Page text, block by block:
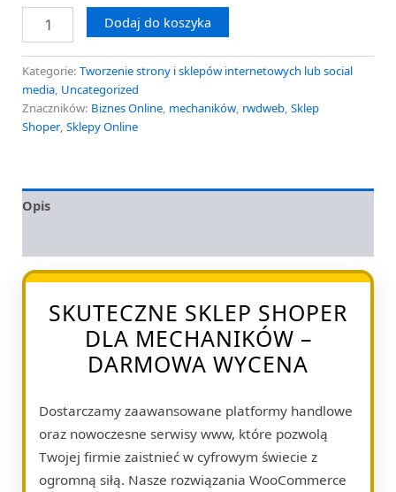
Dodaj do koszyka
Kategorie: Tworzenie strony i sklepów internetowych lub social
media, Uncategorized
Znaczników: Biznes Online, mechaników, rwdweb, Sklep
Shoper, Sklepy Online
Opis
SKUTECZNE SKLEP SHOPER
DLA MECHANIKÓW –
DARMOWA WYCENA
Dostarczamy zaawansowane platformy handlowe
oraz nowoczesne serwisy www, które pozwolą
Twojej firmie zaistnieć w cyfrowym świecie z
ogromną siłą. Nasze rozwiązania WooCommerce